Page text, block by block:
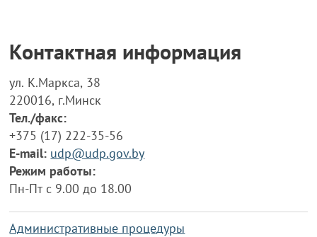
Контактная информация
ул. К.Маркса, 38
220016, г.Минск
Тел./факс:
+375 (17) 222-35-56
E-mail: udp@udp.gov.by
Режим работы:
Пн-Пт с 9.00 до 18.00
Административные процедуры